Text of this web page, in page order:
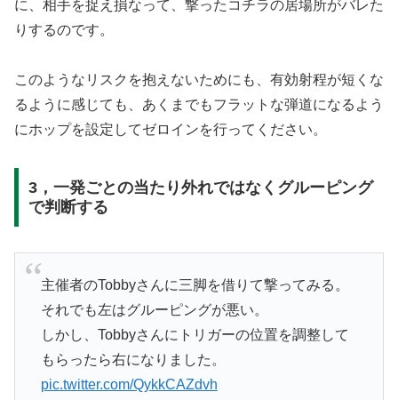
に、相手を捉え損なって、撃ったコチラの居場所がバレた
りするのです。
このようなリスクを抱えないためにも、有効射程が短くな
るように感じても、あくまでもフラットな弾道になるよう
にホップを設定してゼロインを行ってください。
3，一発ごとの当たり外れではなくグルーピング
で判断する
主催者のTobbyさんに三脚を借りて撃ってみる。
それでも左はグルーピングが悪い。
しかし、Tobbyさんにトリガーの位置を調整して
もらったら右になりました。
pic.twitter.com/QykkCAZdvh